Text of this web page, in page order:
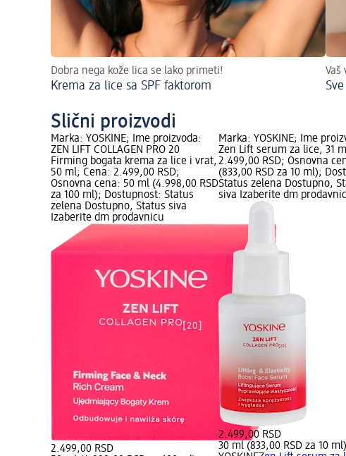
Dobra nega kože lica se lako primeti!
Krema za lice sa SPF faktorom
Vaš
Slični proizvodi
Marka: YOSKINE; Ime proizvoda:
ZEN LIFT COLLAGEN PRO 20
Firming bogata krema za lice i vrat,
50 ml; Cena: 2.499,00 RSD;
Osnovna cena: 50 ml (4.998,00 RSD
za 100 ml); Dostupnost: Status
zelena Dostupno, Status siva
Izaberite dm prodavnicu
2.499,00 RSD
Marka: YOSKINE; Ime
Zen Lift serum za lice, 31
2.499,00 RSD; Osnovna
(833,00 RSD za 10 ml);
Status zelena Dostupno,
siva Izaberite dm
2.499,00 RSD
30 ml (833,00 RSD za 10 ml)